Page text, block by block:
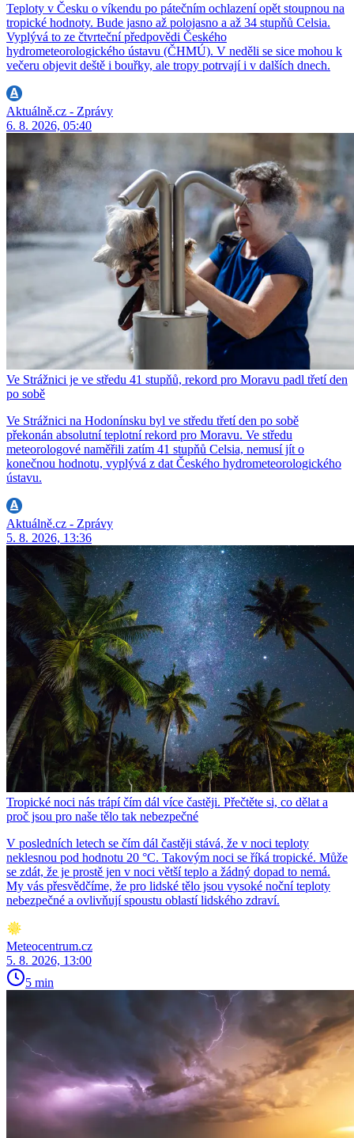
Teploty v Česku o víkendu po pátečním ochlazení opět stoupnou na
tropické hodnoty. Bude jasno až polojasno a až 34 stupňů Celsia.
Vyplývá to ze čtvrteční předpovědi Českého
hydrometeorologického ústavu (ČHMÚ). V neděli se sice mohou k
večeru objevit deště i bouřky, ale tropy potrvají i v dalších dnech.
Aktuálně.cz - Zprávy
6. 8. 2026, 05:40
Ve Strážnici je ve středu 41 stupňů, rekord pro Moravu padl třetí den
po sobě
Ve Strážnici na Hodonínsku byl ve středu třetí den po sobě
překonán absolutní teplotní rekord pro Moravu. Ve středu
meteorologové naměřili zatím 41 stupňů Celsia, nemusí jít o
konečnou hodnotu, vyplývá z dat Českého hydrometeorologického
ústavu.
Aktuálně.cz - Zprávy
5. 8. 2026, 13:36
Tropické noci nás trápí čím dál více častěji. Přečtěte si, co dělat a
proč jsou pro naše tělo tak nebezpečné
V posledních letech se čím dál častěji stává, že v noci teploty
neklesnou pod hodnotu 20 °C. Takovým noci se říká tropické. Může
se zdát, že je prostě jen v noci větší teplo a žádný dopad to nemá.
My vás přesvědčíme, že pro lidské tělo jsou vysoké noční teploty
nebezpečné a ovlivňují spoustu oblastí lidského zdraví.
Meteocentrum.cz
5. 8. 2026, 13:00
5 min